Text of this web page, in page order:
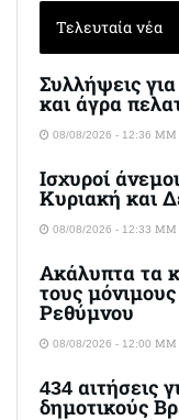
Τελευταία νέα
Συλλήψεις
και άγρα
08/08/2026 - 12:36 ΜΜ
Ισχυροί
Κυριακή και
08/08/2026 - 12:33 ΜΜ
Ακάλυπτα τα
τους
Ρεθύμνου
08/08/2026 - 12:00 ΜΜ
434 αιτήσεις
δημοτικούς